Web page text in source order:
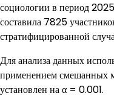
социологии в период
составила 7825
стратифицированной
Для анализа данных
применением смешанных
установлен на α = 0.001.